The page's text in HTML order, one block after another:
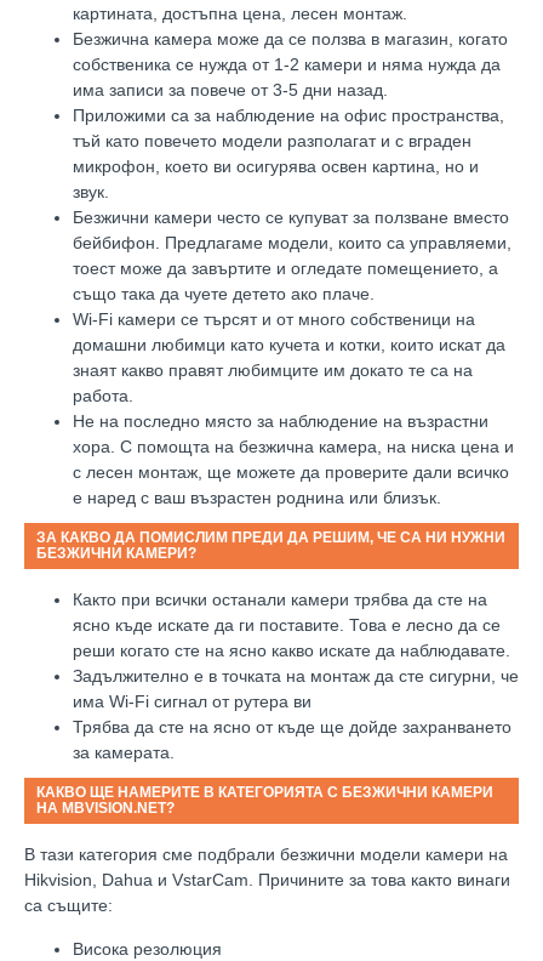
картината, достъпна цена, лесен монтаж.
Безжична камера може да се ползва в магазин, когато
собственика се нужда от 1-2 камери и няма нужда да
има записи за повече от 3-5 дни назад.
Приложими са за наблюдение на офис пространства,
тъй като повечето модели разполагат и с вграден
микрофон, което ви осигурява освен картина, но и
звук.
Безжични камери често се купуват за ползване вместо
бейбифон. Предлагаме модели, които са управляеми,
тоест може да завъртите и огледате помещението, а
също така да чуете детето ако плаче.
Wi-Fi камери се търсят и от много собственици на
домашни любимци като кучета и котки, които искат да
знаят какво правят любимците им докато те са на
работа.
Не на последно място за наблюдение на възрастни
хора. С помощта на безжична камера, на ниска цена и
с лесен монтаж, ще можете да проверите дали всичко
е наред с ваш възрастен роднина или близък.
ЗА КАКВО ДА ПОМИСЛИМ ПРЕДИ ДА РЕШИМ, ЧЕ СА НИ НУЖНИ
БЕЗЖИЧНИ КАМЕРИ?
Както при всички останали камери трябва да сте на
ясно къде искате да ги поставите. Това е лесно да се
реши когато сте на ясно какво искате да наблюдавате.
Задължително е в точката на монтаж да сте сигурни, че
има Wi-Fi сигнал от рутера ви
Трябва да сте на ясно от къде ще дойде захранването
за камерата.
КАКВО ЩЕ НАМЕРИТЕ В КАТЕГОРИЯТА С БЕЗЖИЧНИ КАМЕРИ
НА MBVISION.NET?
В тази категория сме подбрали безжични модели камери на
Hikvision, Dahua и VstarCam. Причините за това както винаги
са същите:
Висока резолюция